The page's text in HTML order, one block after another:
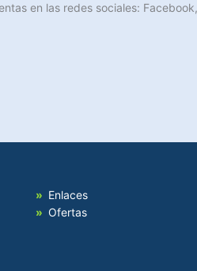
en las redes sociales:
Enlaces
Ofertas